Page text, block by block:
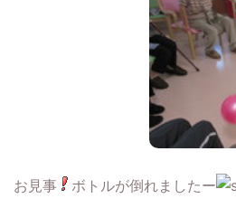
お見事 ボトルが倒れましたー